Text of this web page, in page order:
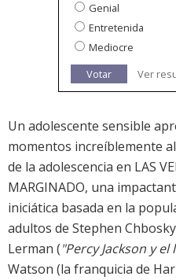
Genial
Entretenida
Mediocre
Votar
Ver
Un adolescente sensible
momentos increíblemente
de la adolescencia en LAS
MARGINADO, una
iniciática basada en la
adultos de Stephen
Lerman ("Percy Jackson y
Watson (la franquicia de